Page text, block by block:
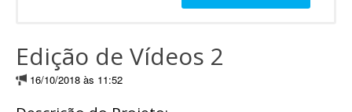
Edição de Vídeos 2
16/10/2018 às 11:52